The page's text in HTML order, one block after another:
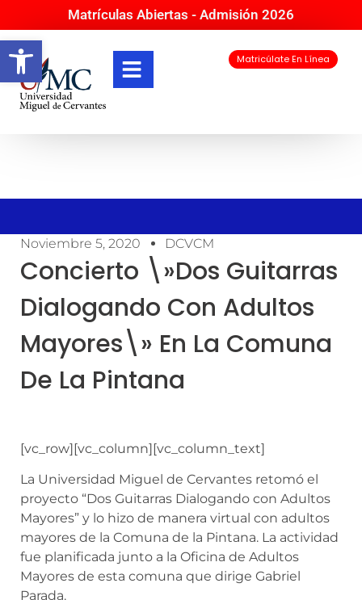
Abrir barra de herramientas
Matrículas Abiertas - Admisión 2026
Matricúlate En Línea
Noviembre 5, 2020 DCVCM
Concierto \»Dos Guitarras
Dialogando Con Adultos
Mayores\» En La Comuna
De La Pintana
[vc_row][vc_column][vc_column_text]
La Universidad Miguel de Cervantes retomó el
proyecto “Dos Guitarras Dialogando con Adultos
Mayores” y lo hizo de manera virtual con adultos
mayores de la Comuna de la Pintana. La actividad
fue planificada junto a la Oficina de Adultos
Mayores de esta comuna que dirige Gabriel
Parada.